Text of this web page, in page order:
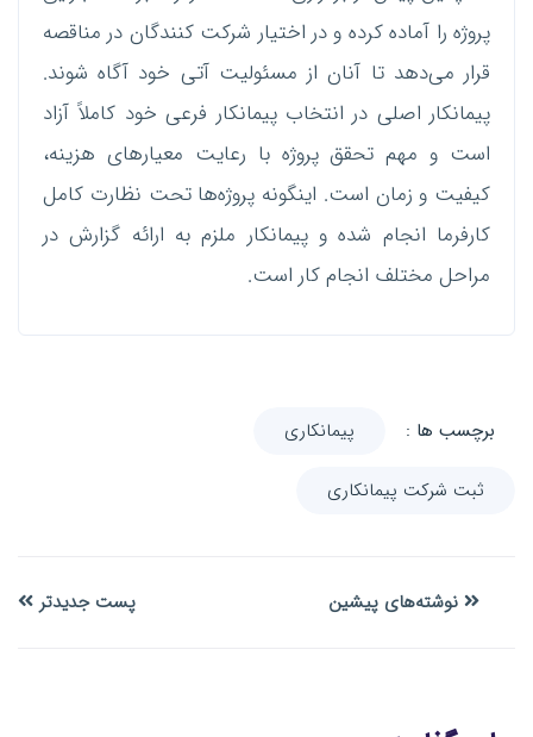
پروژه را آماده کرده و در اختیار شرکت کنندگان در مناقصه
قرار می‌دهد تا آنان از مسئولیت آتی خود آگاه شوند.
پیمانکار اصلی در انتخاب پیمانکار فرعی خود کاملاً آزاد
است و مهم تحقق پروژه با رعایت معیارهای هزینه،
کیفیت و زمان است. اینگونه پروژه‌ها تحت نظارت کامل
کارفرما انجام شده و پیمانکار ملزم به ارائه گزارش در
مراحل مختلف انجام کار است.
برچسب ها : پیمانکاری
ثبت شرکت پیمانکاری
نوشته‌های پیشین پست جدیدتر